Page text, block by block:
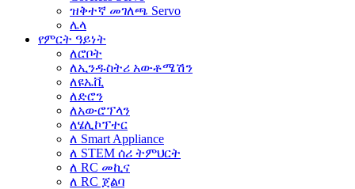
ዝቅተኛ መገለጫ Servo
ሌላ
የምርት ዓይነት
ለሮቦት
ለኢንዱስትሪ አውቶሜሽን
ለዩኤቪ
ለድሮን
ለአውሮፕላን
ለሄሊኮፕተር
ለ Smart Appliance
ለ STEM ሰሪ ትምህርት
ለ RC መኪና
ለ RC ጀልባ